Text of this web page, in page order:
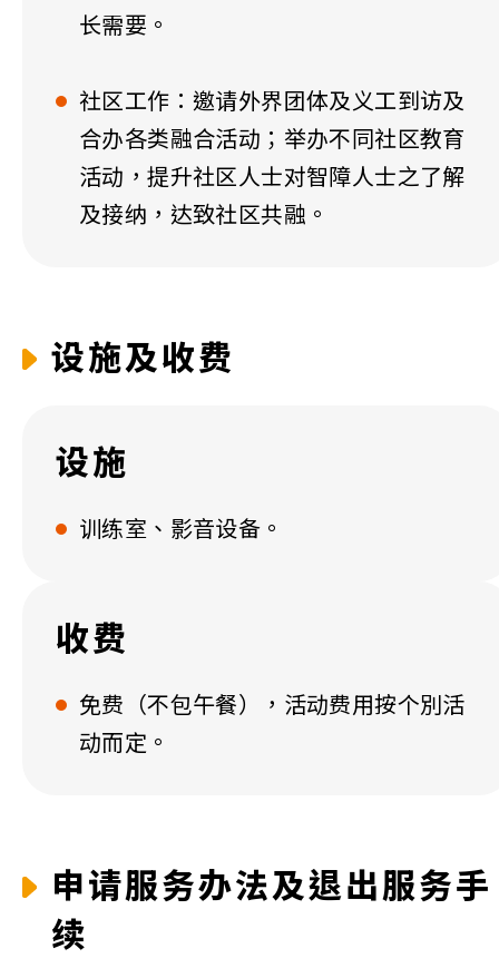
长需要。
社区工作：邀请外界团体及义工到访及
合办各类融合活动；举办不同社区教育
活动，提升社区人士对智障人士之了解
及接纳， 达致社区共融 。
设施及收费
设施
训练室、影音设备。
收费
免费（不包午餐），活动费用按个別活
动而定。
申请服务办法及退出服务手
续